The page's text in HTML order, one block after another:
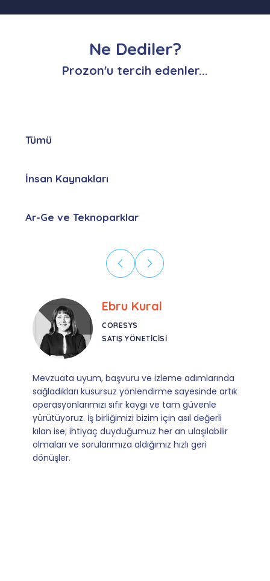
Ne Dediler?
Prozon'u tercih edenler...
Tümü
İnsan Kaynakları
Ar-Ge ve Teknoparklar
Ebru Kural
CORESYS
SATIŞ YÖNETICISI
Mevzuata uyum, başvuru ve izleme adımlarında
sağladıkları kusursuz yönlendirme sayesinde artık
operasyonlarımızı sıfır kaygı ve tam güvenle
yürütüyoruz. İş birliğimizi bizim için asıl değerli
kılan ise; ihtiyaç duyduğumuz her an ulaşılabilir
olmaları ve sorularımıza aldığımız hızlı geri
dönüşler.